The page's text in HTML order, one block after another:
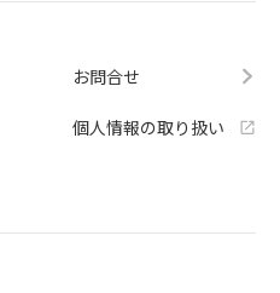
お問合せ
個人情報の取り扱い